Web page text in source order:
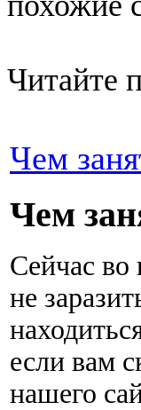
Читайте
Чем
Чем
Сейчас во
не
если вам
нашего